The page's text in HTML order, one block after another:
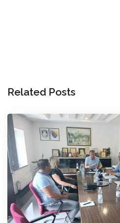
Related Posts